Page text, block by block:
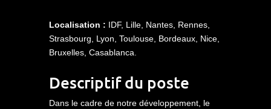
Localisation : IDF, Lille, Nantes, Rennes,
Strasbourg, Lyon, Toulouse, Bordeaux, Nice,
Bruxelles, Casablanca.
Descriptif du poste
Dans le cadre de notre développement, le